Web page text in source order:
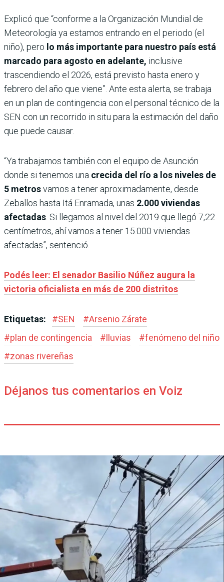
Explicó que “conforme a la Organización Mundial de
Meteorología ya estamos entrando en el periodo (el
niño), pero lo más importante para nuestro país está
marcado para agosto en adelante, inclusive
trascendiendo el 2026, está previsto hasta enero y
febrero del año que viene”. Ante esta alerta, se trabaja
en un plan de contingencia con el personal técnico de la
SEN con un recorrido in situ para la estimación del daño
que puede causar.
“Ya trabajamos también con el equipo de Asunción
donde si tenemos una crecida del río a los niveles de
5 metrosvamos a tener aproximadamente, desde
Zeballos hasta Itá Enramada, unas 2.000 viviendas
afectadas . Si llegamos al nivel del 2019 que llegó 7,22
centímetros, ahí vamos a tener 15.000 viviendas
afectadas”, sentenció.
Podés leer: El senador Basilio Núñez augura la
victoria oficialista en más de 200 distritos
Etiquetas: #SEN #Arsenio Zárate
#plan de contingencia # lluvias #fenómeno del niño
#zonas rivereñas
Déjanos tus comentarios en Voiz